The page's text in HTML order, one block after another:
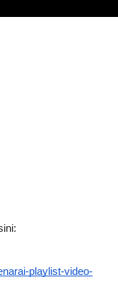
playlist-video-